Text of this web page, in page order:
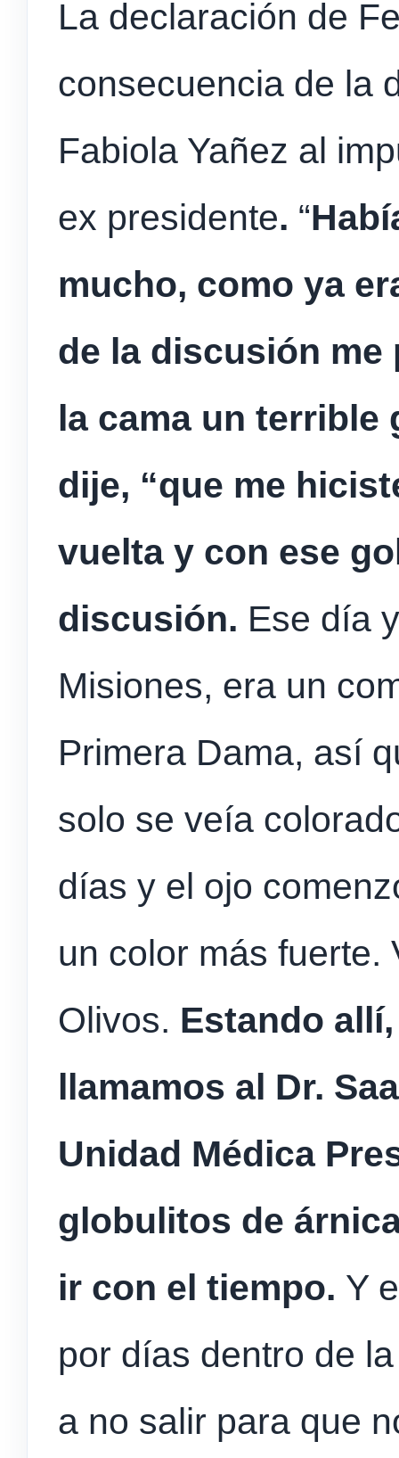
La declaración de
consecuencia de la
Fabiola Yañez al
ex presidente. “
mucho, como ya
de la discusión me
la cama un terrible
dije, “que me
vuelta y con ese
discusión. Ese día
Misiones, era un
Primera Dama, así
solo se veía
días y el ojo
un color más fuerte.
Olivos. Estando
llamamos al Dr.
Unidad Médica
globulitos de
ir con el tiempo. Y
por días dentro de
a no salir para que